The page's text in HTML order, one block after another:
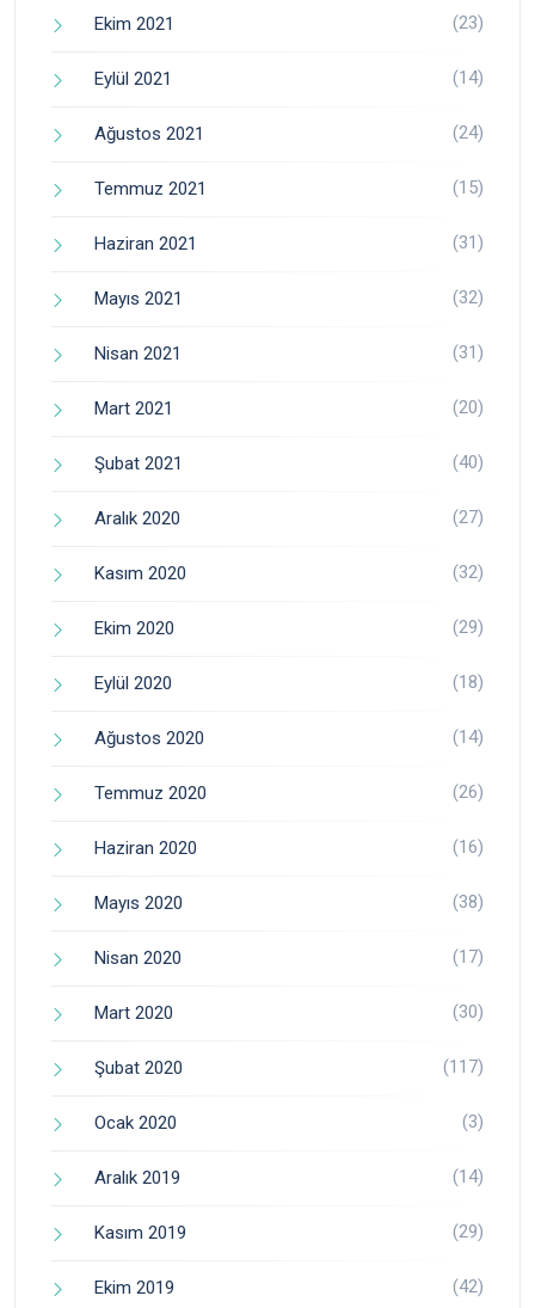
Ekim 2021 (23)
Eylül 2021 (14)
Ağustos 2021 (24)
Temmuz 2021 (15)
Haziran 2021 (31)
Mayıs 2021 (32)
Nisan 2021 (31)
Mart 2021 (20)
Şubat 2021 (40)
Aralık 2020 (27)
Kasım 2020 (32)
Ekim 2020 (29)
Eylül 2020 (18)
Ağustos 2020 (14)
Temmuz 2020 (26)
Haziran 2020 (16)
Mayıs 2020 (38)
Nisan 2020 (17)
Mart 2020 (30)
Şubat 2020 (117)
Ocak 2020 (3)
Aralık 2019 (14)
Kasım 2019 (29)
Ekim 2019 (42)